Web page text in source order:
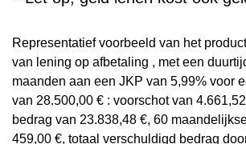
Representatief voorbeeld van het
van lening op afbetaling , met een
maanden aan een JKP van 5,99% voor
van 28.500,00 € : voorschot van
bedrag van 23.838,48 €, 60
459,00 €, totaal verschuldigd bedrag